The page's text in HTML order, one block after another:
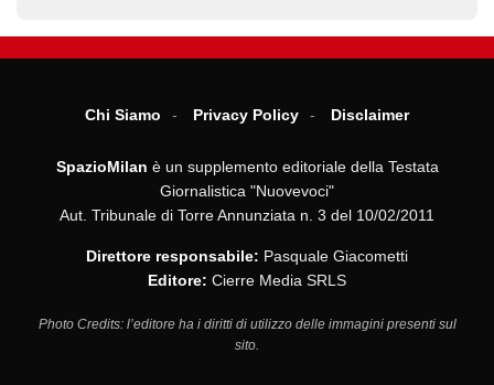
Chi Siamo Privacy Policy Disclaimer
SpazioMilan è un supplemento editoriale della Testata
Giornalistica "Nuovevoci"
Aut. Tribunale di Torre Annunziata n. 3 del 10/02/2011
Direttore responsabile: Pasquale Giacometti
Editore: Cierre Media SRLS
Photo Credits: l’editore ha i diritti di utilizzo delle immagini presenti sul
sito.